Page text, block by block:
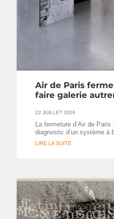
Air de Paris
faire galerie
22 JUILLET 2026
La fermeture d’Air de
diagnostic d’un système à
LIRE LA SUITE